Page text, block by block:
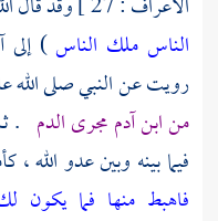
الناس ملك الناس) إلى
رويت عن النبي صلى الله
من ابن آدم مجرى الدم .
فيما بينه وبين عدو الله ،
فاهبط منها فما يكون